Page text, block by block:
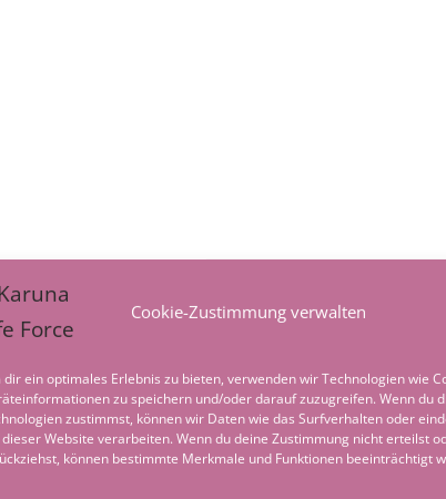
Cookie-Zustimmung verwalten
dir ein optimales Erlebnis zu bieten, verwenden wir Technologien wie
zu speichern und/oder darauf zuzugreifen. Wenn du
zustimmst, können wir Daten wie das Surfverhalten oder
Website verarbeiten. Wenn du deine Zustimmung nicht erteilst
können bestimmte Merkmale und Funktionen beeinträchtigt